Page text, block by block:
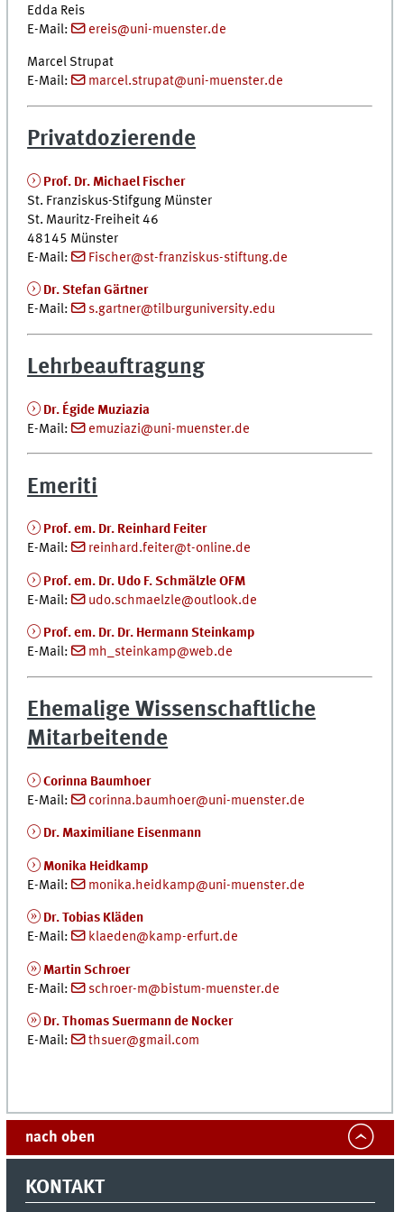
Edda Reis
E-Mail:
ereis@uni-muenster.de
Marcel Strupat
E-Mail:
marcel.strupat@uni-muenster.de
Privatdozierende
Prof. Dr. Michael Fischer
St. Franziskus-Stifgung Münster
St. Mauritz-Freiheit 46
48145 Münster
E-Mail:
Fischer@st-franziskus-stiftung.de
Dr. Stefan Gärtner
E-Mail:
s.gartner@tilburguniversity.edu
Lehrbeauftragung
Dr. Égide Muziazia
E-Mail:
emuziazi@uni-muenster.de
Emeriti
Prof. em. Dr. Reinhard Feiter
E-Mail:
reinhard.feiter@t-online.de
Prof. em. Dr. Udo F. Schmälzle OFM
E-Mail:
udo.schmaelzle@outlook.de
Prof. em. Dr. Dr. Hermann Steinkamp
E-Mail:
mh_steinkamp@web.de
Ehemalige Wissenschaftliche
Mitarbeitende
Corinna Baumhoer
E-Mail:
corinna.baumhoer@uni-muenster.de
Dr. Maximiliane Eisenmann
Monika Heidkamp
E-Mail:
monika.heidkamp@uni-muenster.de
Dr. Tobias Kläden
E-Mail:
klaeden@kamp-erfurt.de
Martin Schroer
E-Mail:
schroer-m@bistum-muenster.de
Dr. Thomas Suermann de Nocker
E-Mail:
thsuer@gmail.com
nach oben
KONTAKT